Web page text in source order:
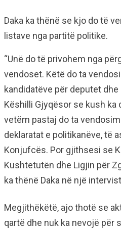
Daka ka thënë se kjo do të
listave nga partitë politike.
“Unë do të privohem nga
vendoset. Këtë do ta
kandidatëve për deputet
Këshilli Gjyqësor se kush ka
vetëm pastaj do ta
deklaratat e politikanëve, të
Konjufcës. Por gjithsesi se
Kushtetutën dhe Ligjin për
ka thënë Daka në një
Megjithëkëtë, ajo thotë se
qartë dhe nuk ka nevojë për